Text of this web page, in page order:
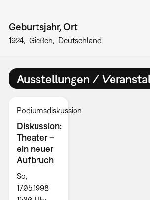
Geburtsjahr, Ort
1924 Gießen Deutschland
Ausstellungen /
Podiumsdiskussion
Diskussion:
Theater –
ein neuer
Aufbruch
So,
17.05.1998